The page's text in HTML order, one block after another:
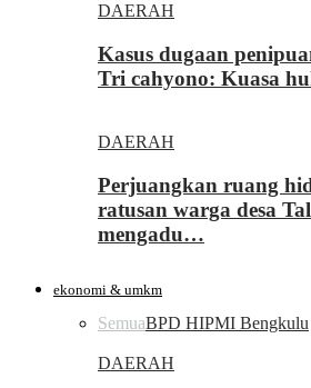
DAERAH
Kasus dugaan
Tri cahyono: Kuasa
DAERAH
Perjuangkan ruang
ratusan warga desa
mengadu…
ekonomi & umkm
SemuaBPD HIPMI Bengkulu
DAERAH